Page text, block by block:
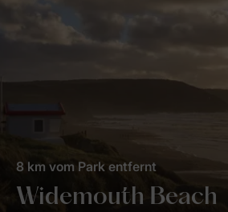
Widemouth Beach
8 km vom Park entfernt